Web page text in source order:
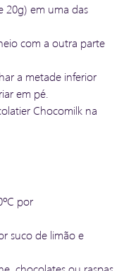
20g) em uma das
com a outra parte
a metade inferior
em pé.
Chocomilk na
por
suco de limão e